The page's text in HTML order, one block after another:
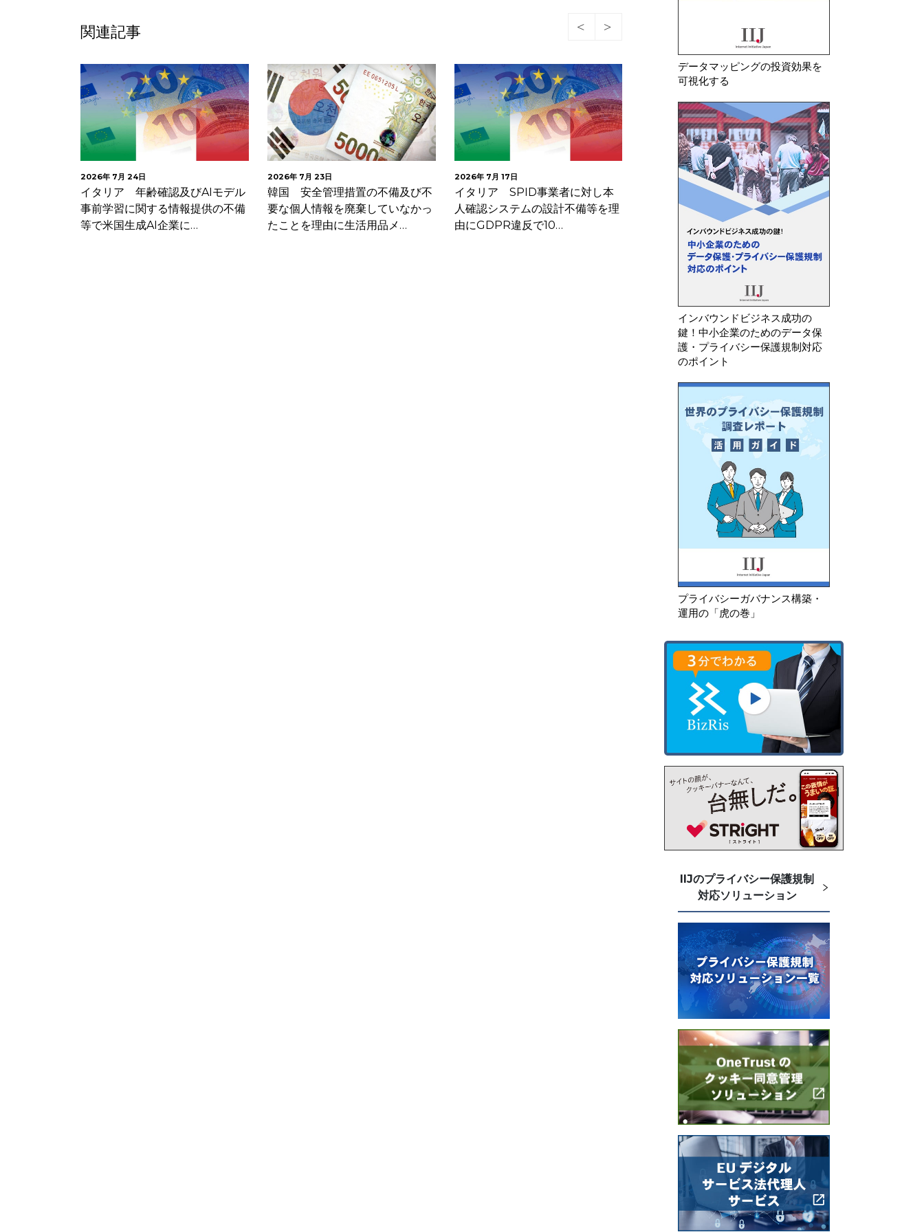
関連記事
2026年 7月 24日
イタリア 年齢確認及びAIモデル
事前学習に関する情報提供の不備
等で米国生成AI企業に…
2026年 7月 23日
韓国 安全管理措置の不備及び不
要な個人情報を廃棄していなかっ
たことを理由に生活用品メ…
2026年 7月 17日
イタリア SPID事業者に対し本
人確認システムの設計不備等を理
由にGDPR違反で10…
2026年 7月 16日
イタリア 専門職のPECアドレス
をデジタル住所として公開する際
に十分な情報提供を行わ…
2026年 7月 30日
欧州委 違法商品
データマッピングの投資効果を
可視化する
インバウンドビジネス成功の
鍵！中小企業のためのデータ保
護・プライバシー保護規制対応
のポイント
プライバシーガバナンス構築・
運用の「虎の巻」
IIJのプライバシー保護規制
対応ソリューション